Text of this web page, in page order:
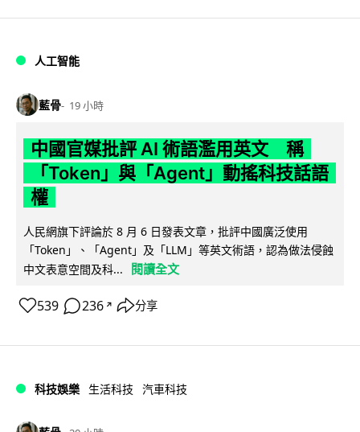
人工智能
藍骨 19 小時
中國官媒批評 AI 術語濫用英文 稱
「Token」與「Agent」動搖科技話語
權
人民網旗下評論於 8 月 6 日發表文章，批評中國廣泛使用
「Token」、「Agent」及「LLM」等英文術語，認為做法侵蝕
中文表意空間及科...
閱讀全文
539 236 ↗ 分享
科技娛樂 生活科技 汽車科技